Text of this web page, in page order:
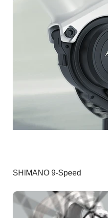
SHIMANO 9-Speed